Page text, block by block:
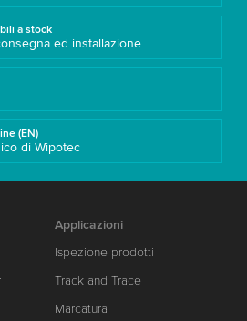
a stock
ed installazione
(EN)
di Wipotec
Applicazioni
Ispezione prodotti
Track and Trace
Marcatura